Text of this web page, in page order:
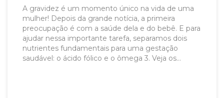
A gravidez é um momento único na vida de uma
mulher! Depois da grande notícia, a primeira
preocupação é com a saúde dela e do bebê. E para
ajudar nessa importante tarefa, separamos dois
nutrientes fundamentais para uma gestação
saudável: o ácido fólico e o ômega 3. Veja os